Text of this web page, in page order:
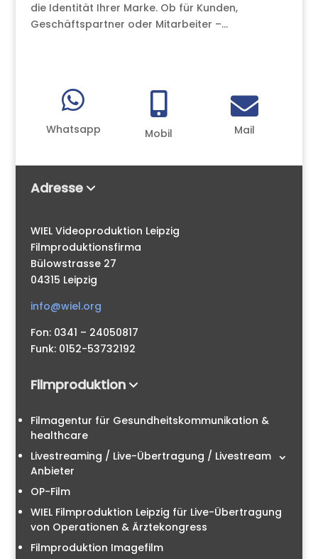
die Identität Ihrer Marke. Ob für Kunden,
Geschäftspartner oder Mitarbeiter –...

Whatsapp

Mobil

Mail
Adresse
WIEL Videoproduktion Leipzig
Filmproduktionsfirma
Bülowstrasse 27
04315 Leipzig
info@wiel.org
Fon: 0341 – 24050817
Funk: 0152-53732192
Filmproduktion
Filmagentur für Gesundheitskommunikation &
healthcare
Livestreaming / Live-Übertragung / Livestream
Anbieter
OP-Film
WIEL Filmproduktion Leipzig für Live-Übertragung
von Operationen & Ärztekongress
Filmproduktion Imagefilm